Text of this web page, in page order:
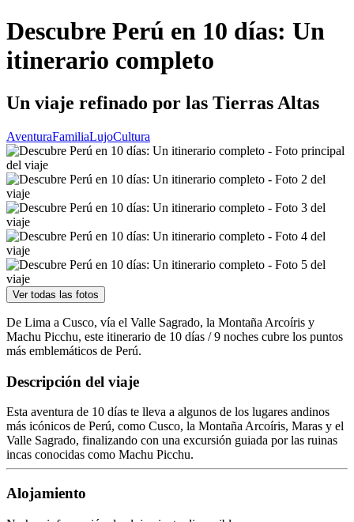
Descubre Perú en 10 días: Un
itinerario completo
Un viaje refinado por las Tierras Altas
AventuraFamiliaLujoCultura
Ver todas las fotos
De Lima a Cusco, vía el Valle Sagrado, la Montaña Arcoíris y
Machu Picchu, este itinerario de 10 días / 9 noches cubre los puntos
más emblemáticos de Perú.
Descripción del viaje
Esta aventura de 10 días te lleva a algunos de los lugares andinos
más icónicos de Perú, como Cusco, la Montaña Arcoíris, Maras y el
Valle Sagrado, finalizando con una excursión guiada por las ruinas
incas conocidas como Machu Picchu.
Alojamiento